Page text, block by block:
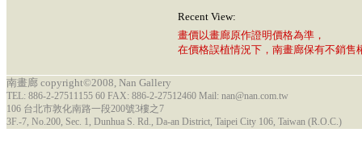
Recent View:
畫價以畫廊原作證明價格為準，
在價格誤植情況下，南畫廊保有不銷售
南畫廊 copyright©2008, Nan Gallery
TEL: 886-2-27511155 60 FAX: 886-2-27512460 Mail: nan@nan.com.tw
106 台北市敦化南路一段200號3樓之7
3F.-7, No.200, Sec. 1, Dunhua S. Rd., Da-an District, Taipei City 106, Taiwan (R.O.C.)